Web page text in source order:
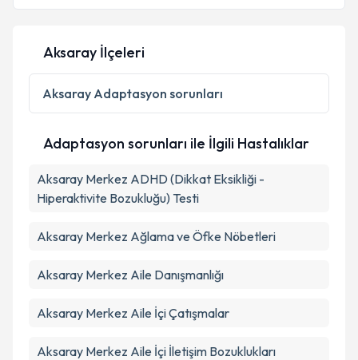
Kişisel verilerimin işlenmesine ilişkinAydınlatma
Metni
'ni okudum ve kişisel verilerimin belirtilen
kapsamda işlenmesini kabul ediyorum.
Takvim Talebini Gönder
Aksaray İlçeleri
Aksaray Adaptasyon sorunları
Adaptasyon sorunları ile İlgili Hastalıklar
Aksaray Merkez ADHD (Dikkat Eksikliği -
Hiperaktivite Bozukluğu) Testi
Aksaray Merkez Ağlama ve Öfke Nöbetleri
Aksaray Merkez Aile Danışmanlığı
Aksaray Merkez Aile İçi Çatışmalar
Aksaray Merkez Aile İçi İletişim Bozuklukları